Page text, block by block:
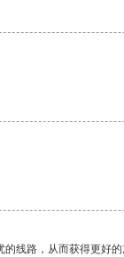
线路，从而获得更好的